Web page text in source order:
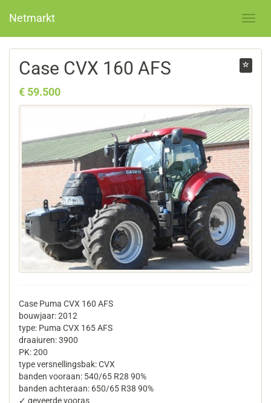
Netmarkt
Case CVX 160 AFS
€ 59.500
Case Puma CVX 160 AFS
bouwjaar: 2012
type: Puma CVX 165 AFS
draaiuren: 3900
PK: 200
type versnellingsbak: CVX
banden vooraan: 540/65 R28 90%
banden achteraan: 650/65 R38 90%
✓ geveerde vooras